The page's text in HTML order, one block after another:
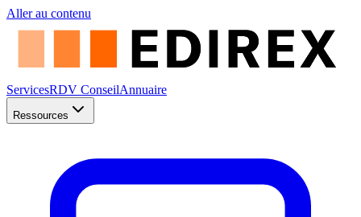
Aller au contenu
ServicesRDV ConseilAnnuaire
Ressources